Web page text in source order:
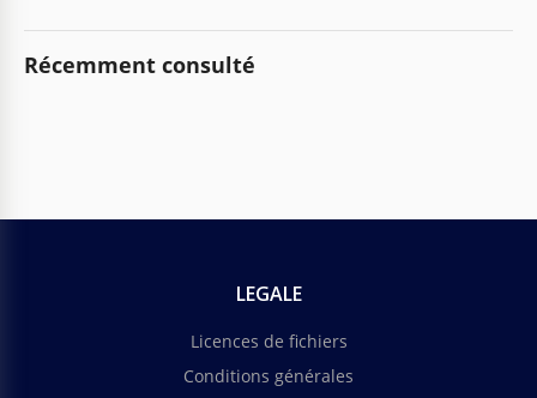
Récemment consulté
LEGALE
Licences de fichiers
Conditions générales